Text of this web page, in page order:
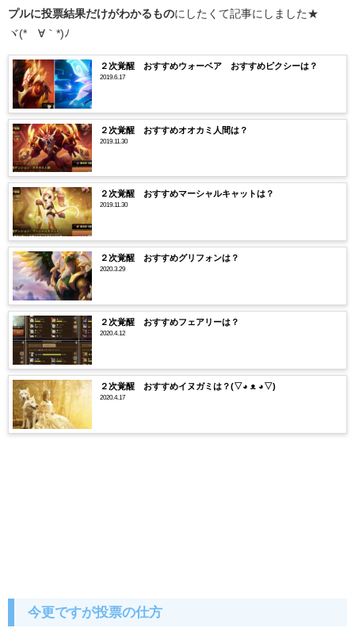
プルに投票結果だけがわかるものにしたくて記事にしました★
ヾ(*´∀｀*)ﾉ
２次覚醒 おすすめウォーベア おすすめピクシーは？
2019.6.17
２次覚醒 おすすめオオカミ人間は？
2019.11.30
２次覚醒 おすすめマーシャルキャットは？
2019.11.30
２次覚醒 おすすめグリフォンは？
2020.3.29
２次覚醒 おすすめフェアリーは？
2020.4.12
２次覚醒 おすすめイヌガミは？(▽◕ ᴥ ◕▽)
2020.4.17
今更ですが投票の仕方